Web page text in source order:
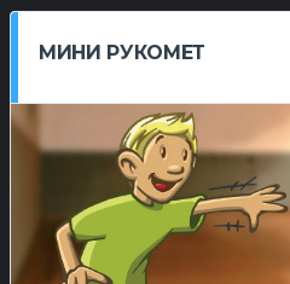
МИНИ РУКОМЕТ